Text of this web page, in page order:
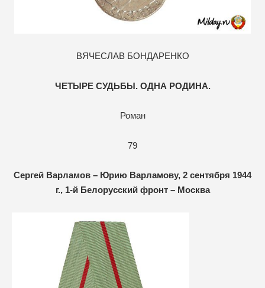
ВЯЧЕСЛАВ БОНДАРЕНКО
ЧЕТЫРЕ СУДЬБЫ. ОДНА РОДИНА.
Роман
79
Сергей Варламов – Юрию Варламову, 2 сентября 1944
г., 1-й Белорусский фронт – Москва